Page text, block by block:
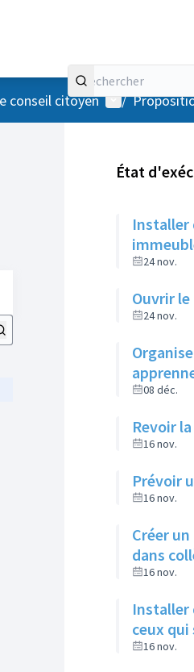
conseil citoyen Menu
/
État
Installer
24 nov.
Ouvrir
24 nov.
08 déc.
Revoir
16 nov.
Prévoir
16 nov.
Créer
dans
16 nov.
Installer
ceux
16 nov.